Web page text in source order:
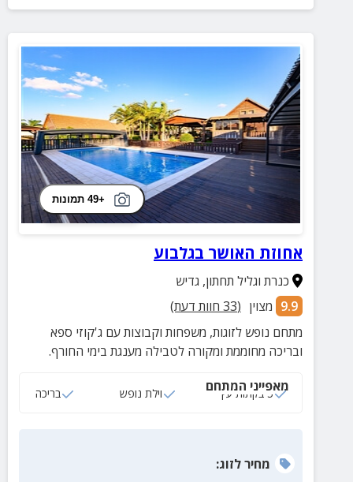
+49 תמונות
אחוזת האושר בגלבוע
כנרת וגליל תחתון, גדיש
9.9 מצוין (
33 חוות דעת)
מתחם נופש לזוגות, משפחות וקבוצות עם ג'קוזי ספא
ובריכה מחוממת ומקורה לטבילה מענגת בימי החורף.
מאפייני המתחם
5 בקתות עץ וילת נופש בריכה
מחירלזוג: